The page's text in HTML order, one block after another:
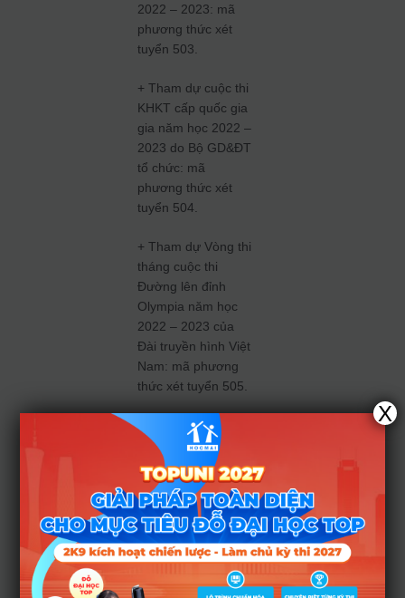
2022 – 2023: mã
phương thức xét
tuyển 503.
+ Tham dự cuộc thi
KHKT cấp quốc gia
gia năm học 2022 –
2023 do Bộ GD&ĐT
tổ chức: mã
phương thức xét
tuyển 504.
+ Tham dự Vòng thi
tháng cuộc thi
Đường lên đỉnh
Olympia năm học
2022 – 2023 của
Đài truyền hình Việt
Nam: mã phương
thức xét tuyển 505.
Và đáp ứng các
điều kiện sau:
(1) Tốt
nghiệp THPT
năm 2023;
(2) Điểm
trung bình
chung môn
X